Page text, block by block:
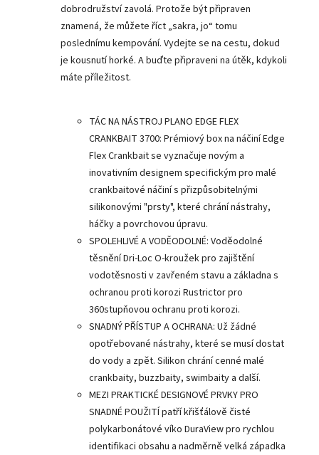
dobrodružství zavolá. Protože být připraven
znamená, že můžete říct „sakra, jo“ tomu
poslednímu kempování. Vydejte se na cestu, dokud
je kousnutí horké. A buďte připraveni na útěk, kdykoli
máte příležitost.
TÁC NA NÁSTROJ PLANO EDGE FLEX
CRANKBAIT 3700: Prémiový box na náčiní Edge
Flex Crankbait se vyznačuje novým a
inovativním designem specifickým pro malé
crankbaitové náčiní s přizpůsobitelnými
silikonovými "prsty", které chrání nástrahy,
háčky a povrchovou úpravu.
SPOLEHLIVÉ A VODĚODOLNÉ: Voděodolné
těsnění Dri-Loc O-kroužek pro zajištění
vodotěsnosti v zavřeném stavu a základna s
ochranou proti korozi Rustrictor pro
360stupňovou ochranu proti korozi.
SNADNÝ PŘÍSTUP A OCHRANA: Už žádné
opotřebované nástrahy, které se musí dostat
do vody a zpět. Silikon chrání cenné malé
crankbaity, buzzbaity, swimbaity a další.
MEZI PRAKTICKÉ DESIGNOVÉ PRVKY PRO
SNADNÉ POUŽITÍ patří křišťálově čisté
polykarbonátové víko DuraView pro rychlou
identifikaci obsahu a nadměrně velká západka